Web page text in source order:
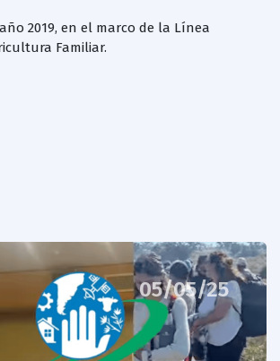
2019, en el marco de la Línea
Familiar.
05/05/25